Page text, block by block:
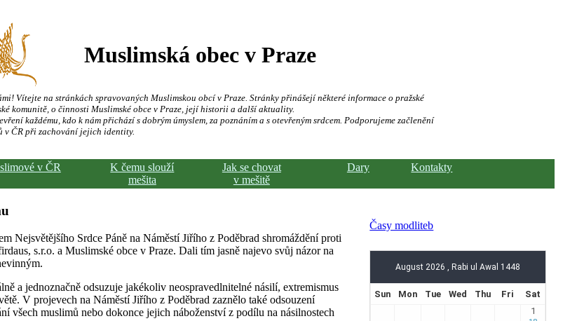
Muslimská obec v Praze
Vítejte na stránkách spravovaných Muslimskou obcí v Praze. Stránky přinášejí některé informace o pražské
komunitě, o činnosti Muslimské obce v Praze, její historii a další aktuality.
každému, kdo k nám přichází s dobrým úmyslem, za poznáním a s otevřeným srdcem. Podporujeme začlenění
v ČR při zachování jejich identity.
v ČR
K čemu slouží
mešita
Jak se chovat
v mešitě
Dary Kontakty
Nejsvětějšího Srdce Páně na Náměstí Jiřího z Poděbrad shromáždění proti
s.r.o. a Muslimské obce v Praze. Dali tím jasně najevo svůj názor na
a jednoznačně odsuzuje jakékoliv neospravedlnitelné násilí, extremismus
V projevech na Náměstí Jiřího z Poděbrad zaznělo také odsouzení
muslimů nebo dokonce jejich náboženství z podílu na násilnostech
Časy modliteb